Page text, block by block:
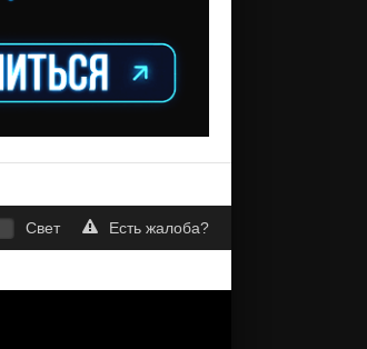
Свет Есть жалоба?